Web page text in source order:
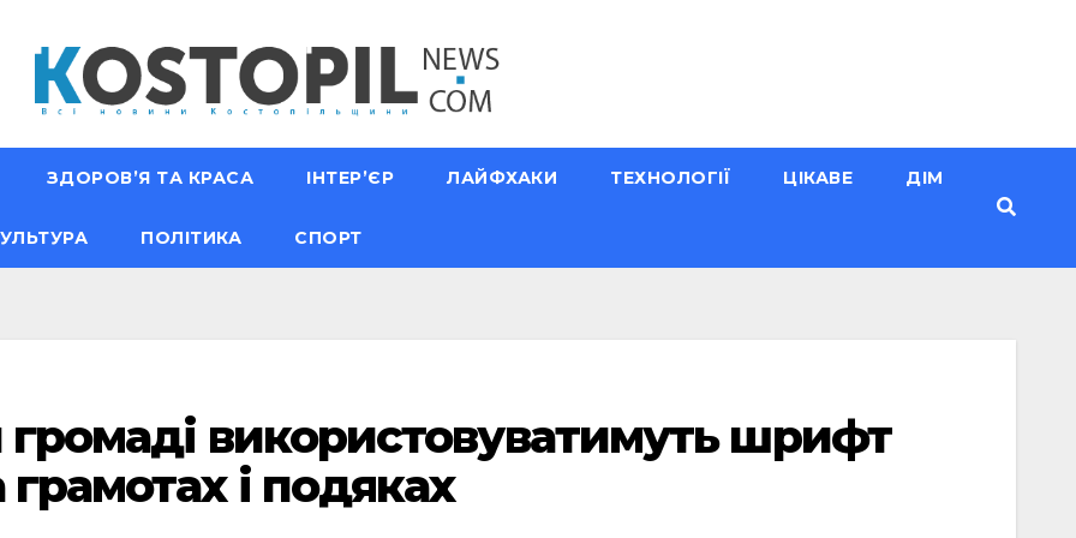
ЗДОРОВ’Я ТА КРАСА ІНТЕР’ЄР ЛАЙФХАКИ ТЕХНОЛОГІЇ ЦІКАВЕ ДІМ
ПОЛІТИКА СПОРТ
громаді використовуватимуть шрифт
і подяках